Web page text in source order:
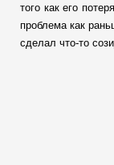
того как его
проблема как
сделал что-то